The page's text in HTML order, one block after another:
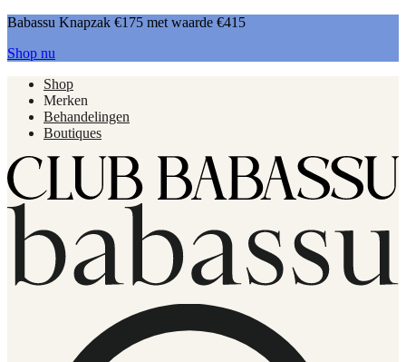
Babassu Knapzak €175 met waarde €415
Shop nu
Shop
Merken
Behandelingen
Boutiques